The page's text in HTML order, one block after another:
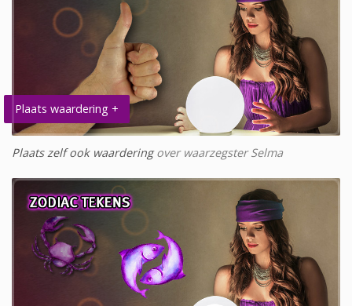
Plaats waardering +
Plaats zelf ook waarderingover waarzegster Selma